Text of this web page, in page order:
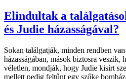
Elindultak a
és Judie házasságával?
Sokan találgatják, minden rendben
házasságában, mások biztosra veszik,
véletlen, mondják, hogy Judie kisírt
mellett pedig feltűnt egy szőke